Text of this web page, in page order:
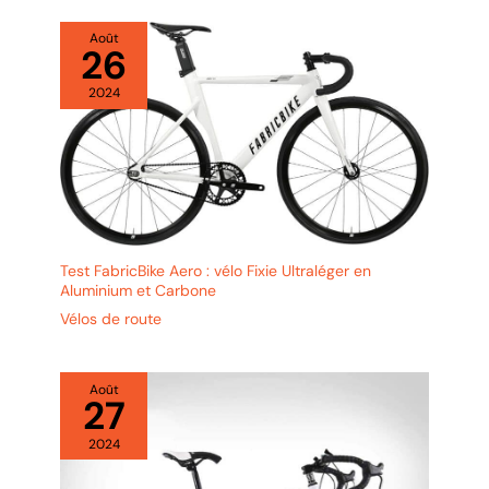
Août
26
2024
Test FabricBike Aero : vélo Fixie Ultraléger en
Aluminium et Carbone
Vélos de route
Août
27
2024